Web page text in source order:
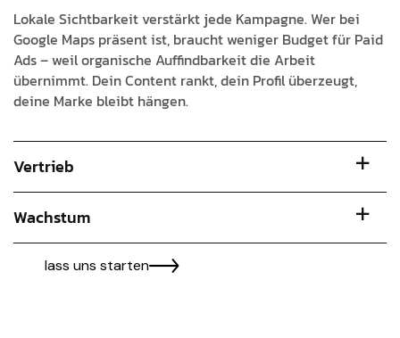
Lokale Sichtbarkeit verstärkt jede Kampagne. Wer bei
Google Maps präsent ist, braucht weniger Budget für Paid
Ads – weil organische Auffindbarkeit die Arbeit
übernimmt. Dein Content rankt, dein Profil überzeugt,
deine Marke bleibt hängen.
Vertrieb
Wachstum
lass uns starten